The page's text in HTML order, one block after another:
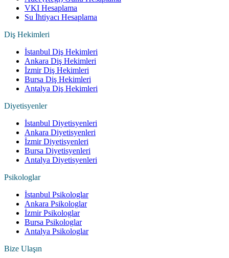
VKI Hesaplama
Su İhtiyacı Hesaplama
Diş Hekimleri
İstanbul Diş Hekimleri
Ankara Diş Hekimleri
İzmir Diş Hekimleri
Bursa Diş Hekimleri
Antalya Diş Hekimleri
Diyetisyenler
İstanbul Diyetisyenleri
Ankara Diyetisyenleri
İzmir Diyetisyenleri
Bursa Diyetisyenleri
Antalya Diyetisyenleri
Psikologlar
İstanbul Psikologlar
Ankara Psikologlar
İzmir Psikologlar
Bursa Psikologlar
Antalya Psikologlar
Bize Ulaşın